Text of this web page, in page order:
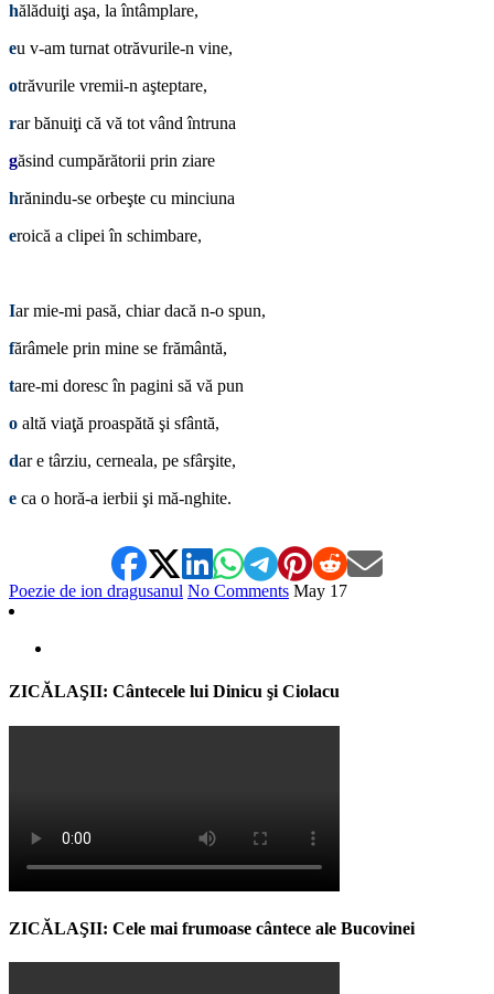
hălăduiţi aşa, la întâmplare,
eu v-am turnat otrăvurile-n vine,
otrăvurile vremii-n aşteptare,
rar bănuiţi că vă tot vând întruna
găsind cumpărătorii prin ziare
hrănindu-se orbeşte cu minciuna
eroică a clipei în schimbare,
Iar mie-mi pasă, chiar dacă n-o spun,
fărâmele prin mine se frământă,
tare-mi doresc în pagini să vă pun
o altă viaţă proaspătă şi sfântă,
dar e târziu, cerneala, pe sfârşite,
e ca o horă-a ierbii şi mă-nghite.
Poezie de ion dragusanul No Comments May 17
ZICĂLAŞII: Cântecele lui Dinicu şi Ciolacu
ZICĂLAŞII: Cele mai frumoase cântece ale Bucovinei